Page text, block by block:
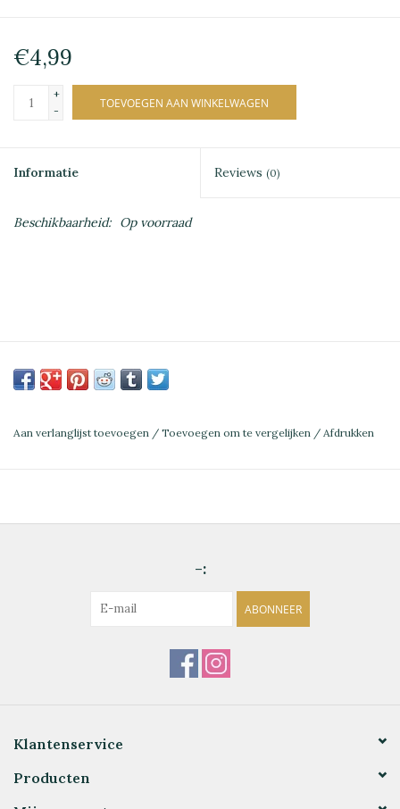
€4,99
+
-
TOEVOEGEN AAN WINKELWAGEN
Informatie Reviews (0)
Beschikbaarheid: Op voorraad
Aan verlanglijst toevoegen / Toevoegen om te vergelijken / Afdrukken
-:
ABONNEER
Klantenservice
Producten